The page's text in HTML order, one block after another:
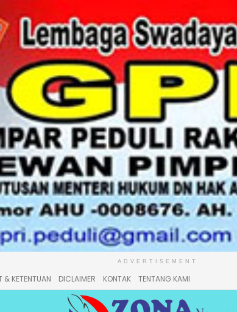
ADVERTISEMENT
& KETENTUAN DICLAIMER KONTAK TENTANG KAMI